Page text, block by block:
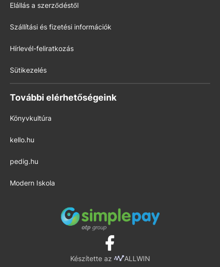
Elállás a szerződéstől
Szállítási és fizetési információk
Hírlevél-feliratkozás
Sütikezelés
További elérhetőségeink
Könyvkultúra
kello.hu
pedig.hu
Modern Iskola
Készítette az ALLWIN